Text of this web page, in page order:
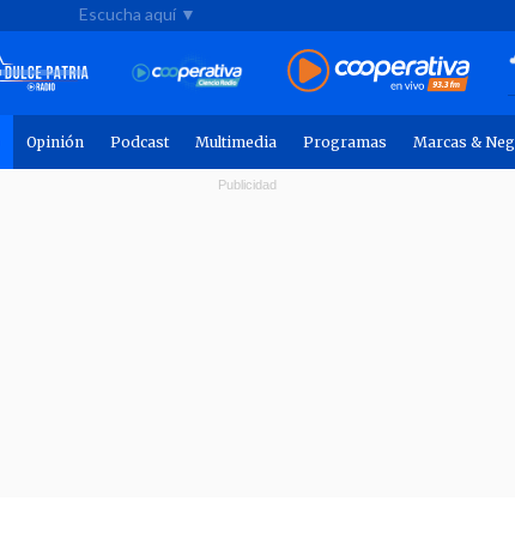
Escucha aquí ▼
Opinión Podcast Multimedia Programas Marcas &